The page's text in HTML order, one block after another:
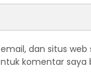
dan situs web
komentar saya